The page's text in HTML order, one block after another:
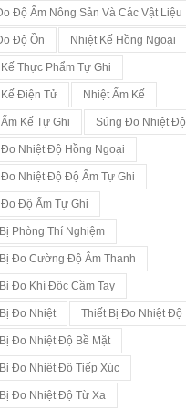
Độ Ẩm Nông Sản Và Các Vật Liệu
Độ Ồn Nhiệt Kế Hồng Ngoại
Thực Phẩm Tự Ghi
Kế Điện Tử Nhiệt Ẩm Kế
Kế Tự Ghi Súng Đo Nhiệt Độ
Nhiệt Độ Hồng Ngoại
Nhiệt Độ Độ Ẩm Tự Ghi
Độ Ẩm Tự Ghi
Phòng Thí Nghiệm
Đo Cường Độ Âm Thanh
Đo Khí Độc Cầm Tay
Đo Nhiệt Thiết Bị Đo Nhiệt Độ
Đo Nhiệt Độ Bề Mặt
Đo Nhiệt Độ Tiếp Xúc
Đo Nhiệt Độ Từ Xa